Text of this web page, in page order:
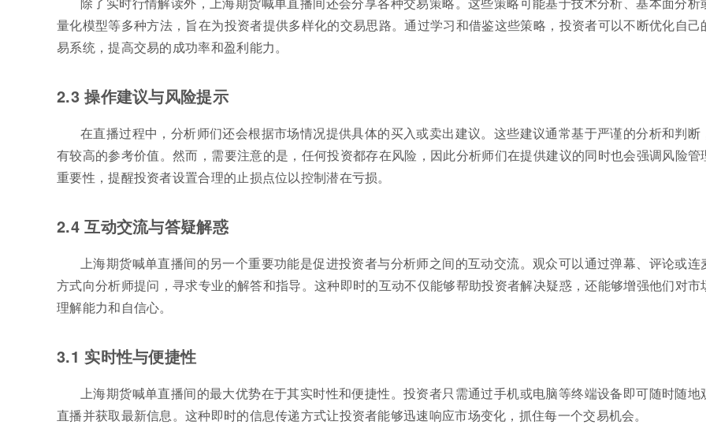
量化模型等多种方法，旨在为投资者提供多样化的交易思路。通过学习和借鉴这些策略，投资者可以不断优化自己
易系统，提高交易的成功率和盈利能力。
2.3 操作建议与风险提示
在直播过程中，分析师们还会根据市场情况提供具体的买入或卖出建议。这些建议通常基于严谨的分析和判断
有较高的参考价值。然而，需要注意的是，任何投资都存在风险，因此分析师们在提供建议的同时也会强调风险管
重要性，提醒投资者设置合理的止损点位以控制潜在亏损。
2.4 互动交流与答疑解惑
上海期货喊单直播间的另一个重要功能是促进投资者与分析师之间的互动交流。观众可以通过弹幕、评论或连
方式向分析师提问，寻求专业的解答和指导。这种即时的互动不仅能够帮助投资者解决疑惑，还能够增强他们对市
理解能力和自信心。
3.1 实时性与便捷性
上海期货喊单直播间的最大优势在于其实时性和便捷性。投资者只需通过手机或电脑等终端设备即可随时随地
直播并获取最新信息。这种即时的信息传递方式让投资者能够迅速响应市场变化，抓住每一个交易机会。